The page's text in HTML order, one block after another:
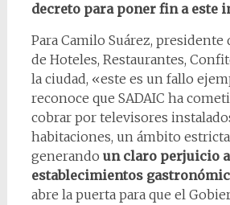
decreto para poner fin a este
Para Camilo Suárez, presidente
de Hoteles, Restaurantes,
la ciudad, «este es un fallo
reconoce que SADAIC ha
cobrar por televisores
habitaciones, un ámbito
generando un claro perjuicio
establecimientos
abre la puerta para que el